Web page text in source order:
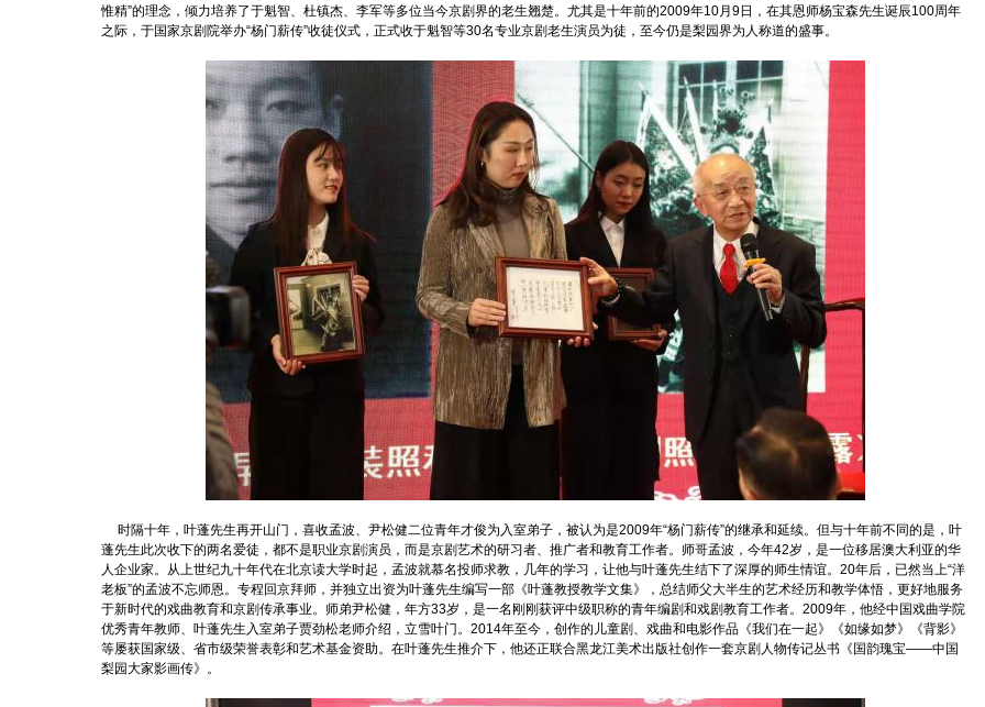
惟精”的理念，倾力培养了于魁智、杜镇杰、李军等多位当今京剧界的老生翘楚。尤其是十年前的2009年10月9日，在其恩师杨宝森先生诞辰100周年
之际，于国家京剧院举办“杨门薪传”收徒仪式，正式收于魁智等30名专业京剧老生演员为徒，至今仍是梨园界为人称道的盛事。
时隔十年，叶蓬先生再开山门，喜收孟波、尹松健二位青年才俊为入室弟子，被认为是2009年“杨门薪传”的继承和延续。但与十年前不同的是，叶
蓬先生此次收下的两名爱徒，都不是职业京剧演员，而是京剧艺术的研习者、推广者和教育工作者。师哥孟波，今年42岁，是一位移居澳大利亚的华
人企业家。从上世纪九十年代在北京读大学时起，孟波就慕名投师求教，几年的学习，让他与叶蓬先生结下了深厚的师生情谊。20年后，已然当上“洋
老板”的孟波不忘师恩。专程回京拜师，并独立出资为叶蓬先生编写一部《叶蓬教授教学文集》，总结师父大半生的艺术经历和教学体悟，更好地服务
于新时代的戏曲教育和京剧传承事业。师弟尹松健，年方33岁，是一名刚刚获评中级职称的青年编剧和戏剧教育工作者。2009年，他经中国戏曲学院
优秀青年教师、叶蓬先生入室弟子贾劲松老师介绍，立雪叶门。2014年至今，创作的儿童剧、戏曲和电影作品《我们在一起》《如缘如梦》《背影》
等屡获国家级、省市级荣誉表彰和艺术基金资助。在叶蓬先生推介下，他还正联合黑龙江美术出版社创作一套京剧人物传记丛书《国韵瑰宝——中国
梨园大家影画传》。